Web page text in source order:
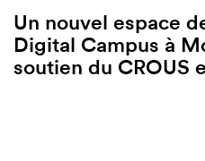
Un nouvel espace
Digital Campus à
soutien du CROUS